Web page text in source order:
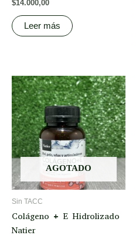
$14.000,00
Leer más
AGOTADO
Sin TACC
Colágeno + E Hidrolizado
Natier